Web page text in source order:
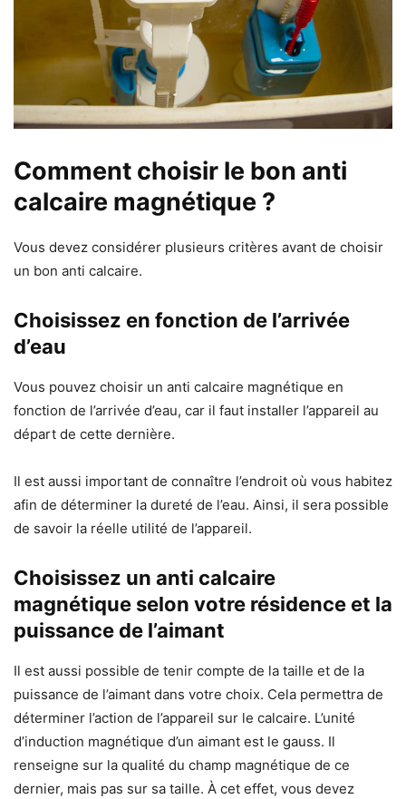
Comment choisir le bon anti
calcaire magnétique ?
Vous devez considérer plusieurs critères avant de choisir
un bon anti calcaire.
Choisissez en fonction de l’arrivée
d’eau
Vous pouvez choisir un anti calcaire magnétique en
fonction de l’arrivée d’eau, car il faut installer l’appareil au
départ de cette dernière.
Il est aussi important de connaître l’endroit où vous habitez
afin de déterminer la dureté de l’eau. Ainsi, il sera possible
de savoir la réelle utilité de l’appareil.
Choisissez un anti calcaire
magnétique selon votre résidence et la
puissance de l’aimant
Il est aussi possible de tenir compte de la taille et de la
puissance de l’aimant dans votre choix. Cela permettra de
déterminer l’action de l’appareil sur le calcaire. L’unité
d’induction magnétique d’un aimant est le gauss. Il
renseigne sur la qualité du champ magnétique de ce
dernier, mais pas sur sa taille. À cet effet, vous devez